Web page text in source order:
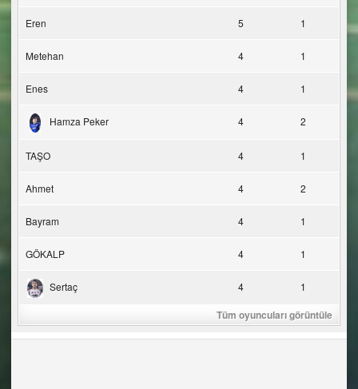
Eren 5 1
Metehan 4 1
Enes 4 1
Hamza Peker 4 2
TAŞO 4 1
Ahmet 4 2
Bayram 4 1
GÖKALP 4 1
Sertaç 4 1
Tüm oyuncuları görüntüle